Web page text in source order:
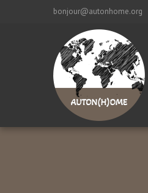
bonjour@autonhome.org